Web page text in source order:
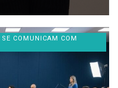
COMUNICAM COM